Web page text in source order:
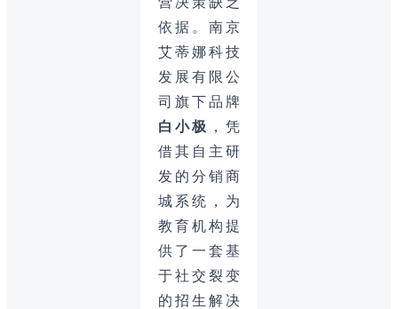
依据。南京
艾蒂娜科技
发展有限公
司旗下品牌
白小极
，凭
借其自主研
发的分销商
城系统，为
教育机构提
供了一套基
于社交裂变
的招生解决